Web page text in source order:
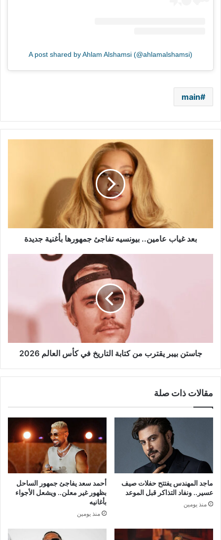
A post shared by Ahlam Alshamsi (@ahlamalshamsi)
main
بعد غياب عامين.. بيونسيه تفاجئ جمهورها بأغنية جديدة
العالم
2026جاستن بيبر يقترب من كتابة التاريخ في كأس العالم 2026
مقالات ذات صلة
ماجد المهندس يفتتح حفلات صيف
عسير.. ونفاد التذاكر قبل الموعد
منذ يومين
أحمد سعد يفاجئ جمهور الساحل
بظهور غير معلن.. ويشعل الأجواء
بأغانيه
منذ يومين